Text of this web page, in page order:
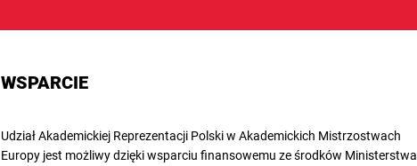
WSPARCIE
Udział Akademickiej Reprezentacji Polski w Akademickich Mistrzostwach
Europy jest możliwy dzięki wsparciu finansowemu ze środków Ministerstwa